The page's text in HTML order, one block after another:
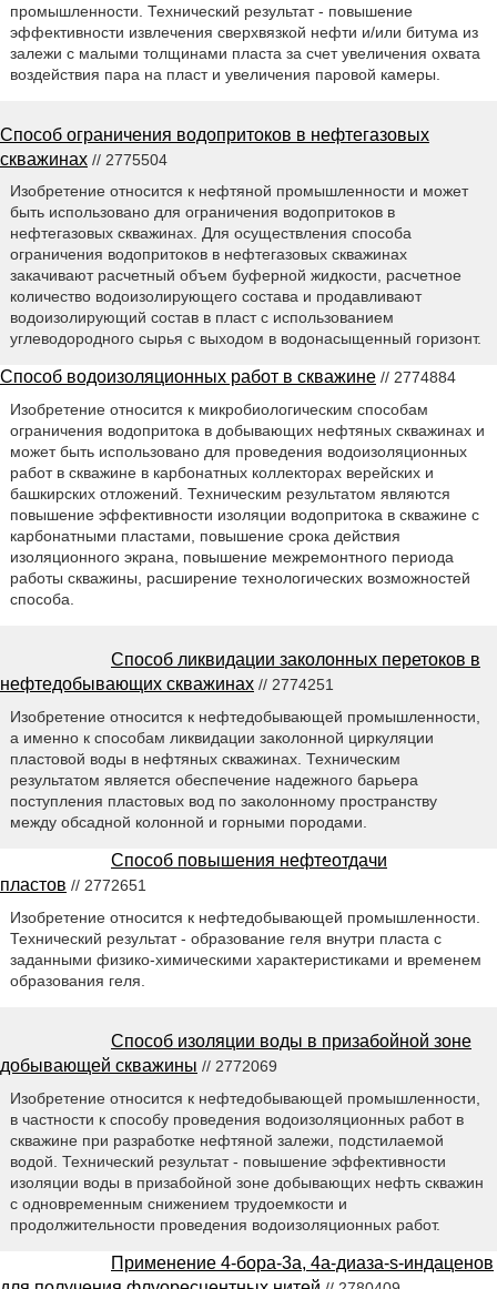
промышленности. Технический результат - повышение
эффективности извлечения сверхвязкой нефти и/или битума из
залежи с малыми толщинами пласта за счет увеличения охвата
воздействия пара на пласт и увеличения паровой камеры.
Способ ограничения водопритоков в нефтегазовых
скважинах // 2775504
Изобретение относится к нефтяной промышленности и может
быть использовано для ограничения водопритоков в
нефтегазовых скважинах. Для осуществления способа
ограничения водопритоков в нефтегазовых скважинах
закачивают расчетный объем буферной жидкости, расчетное
количество водоизолирующего состава и продавливают
водоизолирующий состав в пласт с использованием
углеводородного сырья с выходом в водонасыщенный горизонт.
Способ водоизоляционных работ в скважине // 2774884
Изобретение относится к микробиологическим способам
ограничения водопритока в добывающих нефтяных скважинах и
может быть использовано для проведения водоизоляционных
работ в скважине в карбонатных коллекторах верейских и
башкирских отложений. Техническим результатом являются
повышение эффективности изоляции водопритока в скважине с
карбонатными пластами, повышение срока действия
изоляционного экрана, повышение межремонтного периода
работы скважины, расширение технологических возможностей
способа.
Способ ликвидации заколонных перетоков в
нефтедобывающих скважинах // 2774251
Изобретение относится к нефтедобывающей промышленности,
а именно к способам ликвидации заколонной циркуляции
пластовой воды в нефтяных скважинах. Техническим
результатом является обеспечение надежного барьера
поступления пластовых вод по заколонному пространству
между обсадной колонной и горными породами.
Способ повышения нефтеотдачи
пластов // 2772651
Изобретение относится к нефтедобывающей промышленности.
Технический результат - образование геля внутри пласта с
заданными физико-химическими характеристиками и временем
образования геля.
Способ изоляции воды в призабойной зоне
добывающей скважины // 2772069
Изобретение относится к нефтедобывающей промышленности,
в частности к способу проведения водоизоляционных работ в
скважине при разработке нефтяной залежи, подстилаемой
водой. Технический результат - повышение эффективности
изоляции воды в призабойной зоне добывающих нефть скважин
с одновременным снижением трудоемкости и
продолжительности проведения водоизоляционных работ.
Применение 4-бора-3а, 4а-диаза-s-индаценов